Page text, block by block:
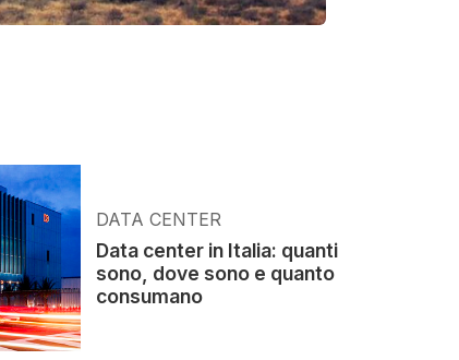
DATA CENTER
Data center in Italia: quanti
sono, dove sono e quanto
consumano